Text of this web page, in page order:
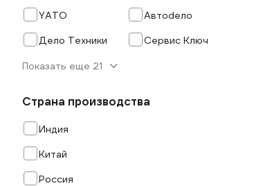
YATO
Автоdело
Дело Техники
Сервис Ключ
Показать еще 21
Страна производства
Индия
Китай
Россия